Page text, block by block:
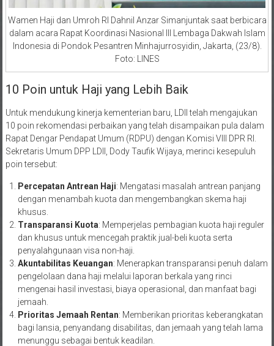
Wamen Haji dan Umroh RI Dahnil Anzar Simanjuntak saat berbicara
dalam acara Rapat Koordinasi Nasional III Lembaga Dakwah Islam
Indonesia di Pondok Pesantren Minhajurrosyidin, Jakarta, (23/8).
Foto: LINES
10 Poin untuk Haji yang Lebih Baik
Untuk mendukung kinerja kementerian baru, LDII telah mengajukan
10 poin rekomendasi perbaikan yang telah disampaikan pula dalam
Rapat Dengar Pendapat Umum (RDPU) dengan Komisi VIII DPR RI.
Sekretaris Umum DPP LDII, Dody Taufik Wijaya, merinci kesepuluh
poin tersebut:
Percepatan Antrean Haji: Mengatasi masalah antrean panjang
dengan menambah kuota dan mengembangkan skema haji
khusus.
Transparansi Kuota: Memperjelas pembagian kuota haji reguler
dan khusus untuk mencegah praktik jual-beli kuota serta
penyalahgunaan visa non-haji.
Akuntabilitas Keuangan: Menerapkan transparansi penuh dalam
pengelolaan dana haji melalui laporan berkala yang rinci
mengenai hasil investasi, biaya operasional, dan manfaat bagi
jemaah.
Prioritas Jemaah Rentan: Memberikan prioritas keberangkatan
bagi lansia, penyandang disabilitas, dan jemaah yang telah lama
menunggu sebagai bentuk keadilan.